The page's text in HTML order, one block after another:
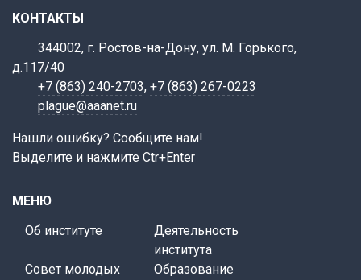
КОНТАКТЫ
344002, г. Ростов-на-Дону, ул. М. Горького,
д.117/40
+7 (863) 240-2703, +7 (863) 267-0223
plague@aaanet.ru
Нашли ошибку? Сообщите нам!
Выделите и нажмите Ctr+Enter
МЕНЮ
Об институте
Деятельность
института
Совет молодых
Образование